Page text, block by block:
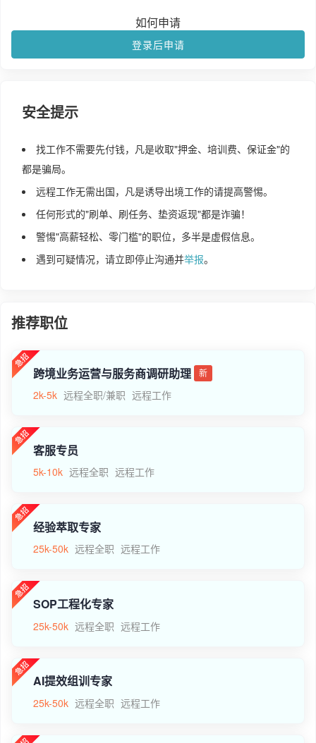
如何申请
登录后申请
安全提示
找工作不需要先付钱，凡是收取"押金、培训费、保证金"的
都是骗局。
远程工作无需出国，凡是诱导出境工作的请提高警惕。
任何形式的"刷单、刷任务、垫资返现"都是诈骗！
警惕"高薪轻松、零门槛"的职位，多半是虚假信息。
遇到可疑情况，请立即停止沟通并举报。
推荐职位
跨境业务运营与服务商调研助理 新
2k-5k 远程全职/兼职 远程工作
客服专员
5k-10k 远程全职 远程工作
经验萃取专家
25k-50k 远程全职 远程工作
SOP工程化专家
25k-50k 远程全职 远程工作
AI提效组训专家
25k-50k 远程全职 远程工作